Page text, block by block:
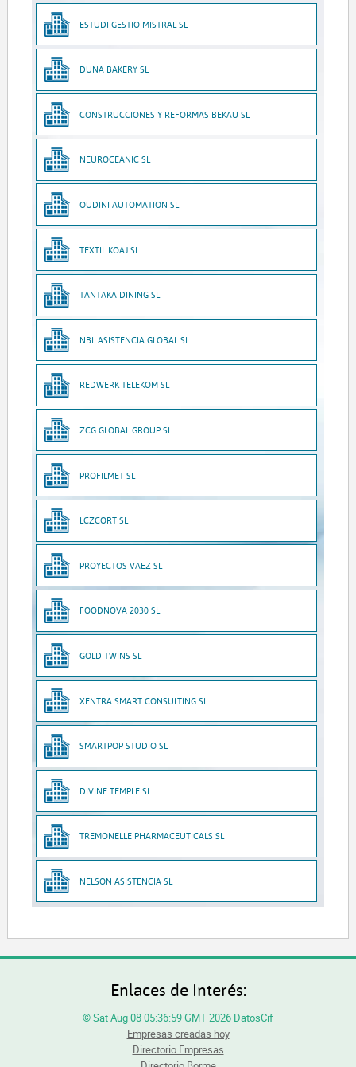
ESTUDI GESTIO MISTRAL SL
DUNA BAKERY SL
CONSTRUCCIONES Y REFORMAS BEKAU SL
NEUROCEANIC SL
OUDINI AUTOMATION SL
TEXTIL KOAJ SL
TANTAKA DINING SL
NBL ASISTENCIA GLOBAL SL
REDWERK TELEKOM SL
ZCG GLOBAL GROUP SL
PROFILMET SL
LCZCORT SL
PROYECTOS VAEZ SL
FOODNOVA 2030 SL
GOLD TWINS SL
XENTRA SMART CONSULTING SL
SMARTPOP STUDIO SL
DIVINE TEMPLE SL
TREMONELLE PHARMACEUTICALS SL
NELSON ASISTENCIA SL
Enlaces de Interés:
© Sat Aug 08 05:36:59 GMT 2026 DatosCif
Empresas creadas hoy
Directorio Empresas